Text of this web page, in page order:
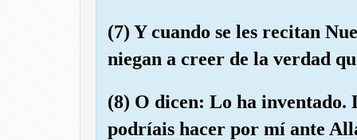
(7) Y cuando se les recitan
niegan a creer de la verdad
(8) O dicen: Lo ha
podríais hacer por mí ante